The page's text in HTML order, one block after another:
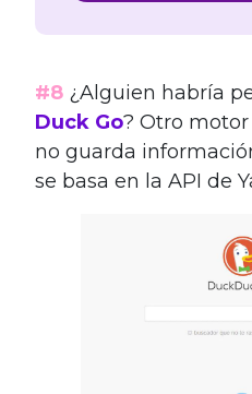
#8 ¿Alguien habría
Duck Go? Otro
no guarda
se basa en la API de